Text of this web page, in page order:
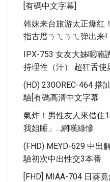
[有碼中文字幕]
韩妹来台旅游太正爆红
指古厝ㄋㄟㄋㄟ弹出来!
IPX-753 女友大姊呢喃
持理性（汗） 超狂舌使
(HD) 230OREC-464 搭
驗[有碼高清中文字幕
氣炸！男性友人來借
我姐睡」…網嘆綠慘
(FHD) MEYD-629 中出
驗初次中出性交3本番
[FHD] MIAA-704 日葵